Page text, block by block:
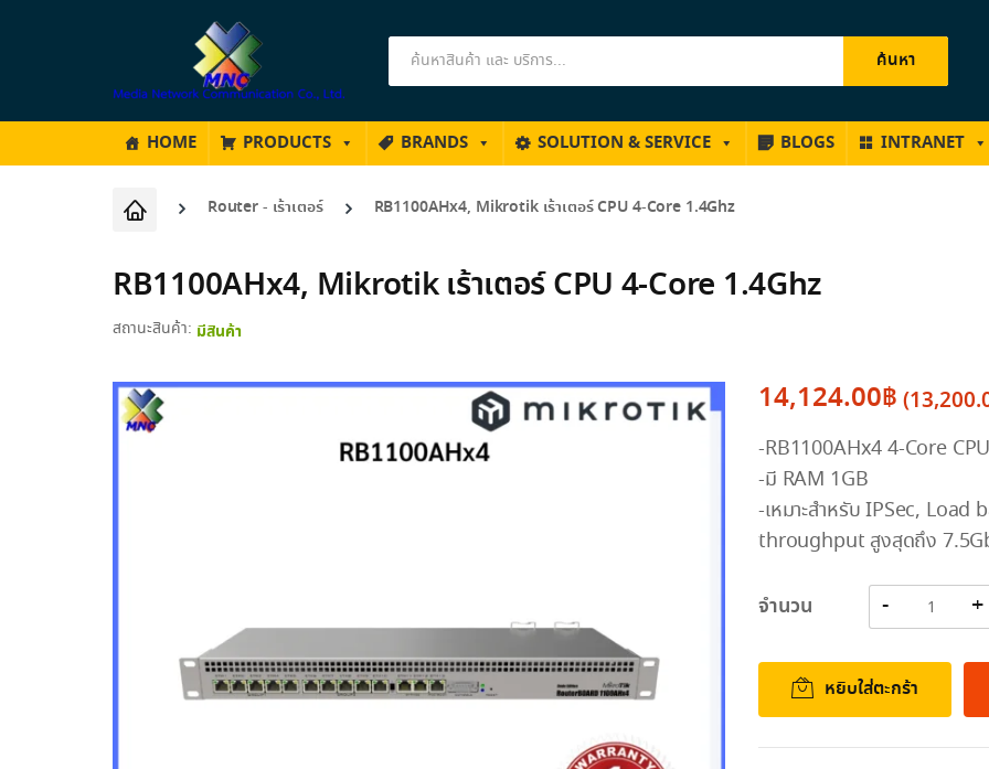
Products
ค้นหา
HOME PRODUCTS BRANDS SOLUTION & SERVICE BLOGS INTRANET
Router - เร้าเตอร์ RB1100AHx4, Mikrotik เร้าเตอร์ CPU 4-Core 1.4Ghz
RB1100AHx4, Mikrotik เร้าเตอร์ CPU 4-Core 1.4Ghz
สถานะสินค้า: มีสินค้า
14,124.00฿ (
-RB1100AHx4 4-Core
-มี RAM 1GB
-เหมาะสำหรับ IPSec,
throughput สูงสุดถึง
จำนวน
หยิบใส่ตะกร้า